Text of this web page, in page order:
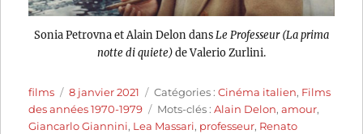
Sonia Petrovna et Alain Delon dans Le Professeur (La prima
notte di quiete)de Valerio Zurlini.
Auteur
films
Publié
le
8 janvier 2021 Catégories
Catégories :Cinéma italien, Films
des années 1970-1979
Étiquettes
Mots-clés :Alain Delon,amour,
Giancarlo Giannini, Lea Massari, professeur, Renato